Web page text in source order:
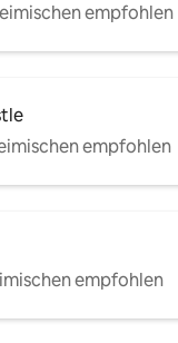
empfohlen
empfohlen
empfohlen